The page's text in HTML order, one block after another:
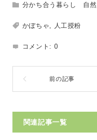
分かち合う暮らし 自然
かぼちゃ 人工授粉
コメント: 0
関連記事一覧